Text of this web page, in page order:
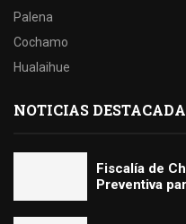
Palena
Cochamo
Hualaihue
NOTICIAS
Fiscalía de
Preventiva